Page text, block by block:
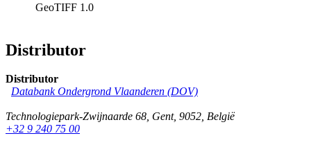
GeoTIFF 1.0
Distributor
Distributor
Databank Ondergrond Vlaanderen (DOV)
Technologiepark-Zwijnaarde 68, Gent, 9052, België
+32 9 240 75 00